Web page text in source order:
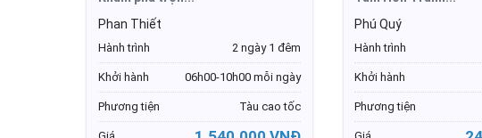
Phan Thiết
Hành trình 2 ngày 1 đêm
Khởi hành 06h00-10h00 mỗi ngày
Phương tiện Tàu cao tốc
Phú Quý
Hành trình
Khởi hành
Phương tiện